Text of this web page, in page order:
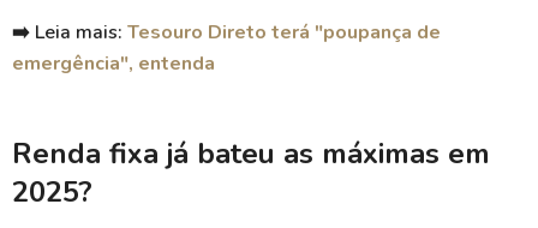
➡️ Leia mais: Tesouro Direto terá "poupança de
emergência", entenda
Renda fixa já bateu as máximas em
2025?